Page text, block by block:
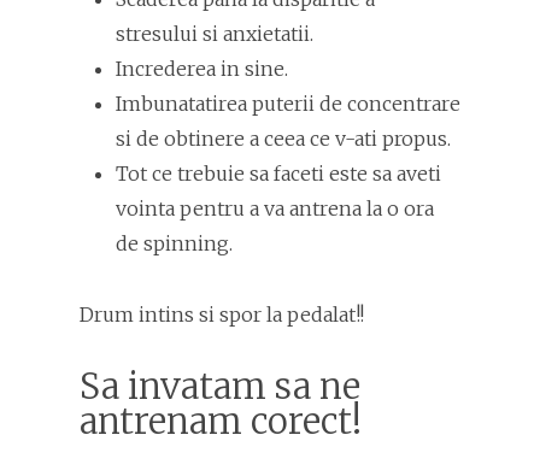
stresului si anxietatii.
Increderea in sine.
Imbunatatirea puterii de concentrare
si de obtinere a ceea ce v-ati propus.
Tot ce trebuie sa faceti este sa aveti
vointa pentru a va antrena la o ora
de spinning.
Drum intins si spor la pedalat!!
Sa invatam sa ne
antrenam corect!